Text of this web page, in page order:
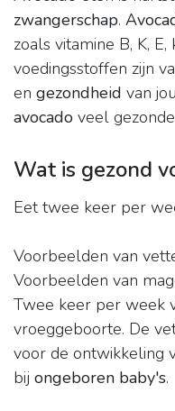
zwangerschap.
zoals vitamine B, K,
voedingsstoffen zijn
en gezondheid van
avocado veel
Wat is gezond
Eet twee keer per
Voorbeelden van
Voorbeelden van
Twee keer per week
vroeggeboorte. De
voor de ontwikkeling
bij ongeboren baby's.